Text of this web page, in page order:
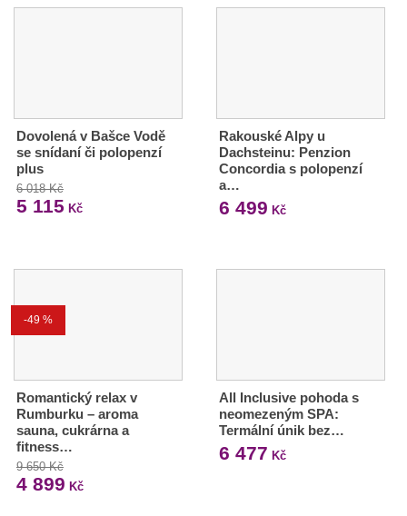
Dovolená v Bašce Vodě
se snídaní či polopenzí
plus
6 018 Kč
5 115 Kč
Rakouské Alpy u
Dachsteinu: Penzion
Concordia s polopenzí
a…
6 499 Kč
-49 %
Romantický relax v
Rumburku – aroma
sauna, cukrárna a
fitness…
9 650 Kč
4 899 Kč
All Inclusive pohoda s
neomezeným SPA:
Termální únik bez…
6 477 Kč